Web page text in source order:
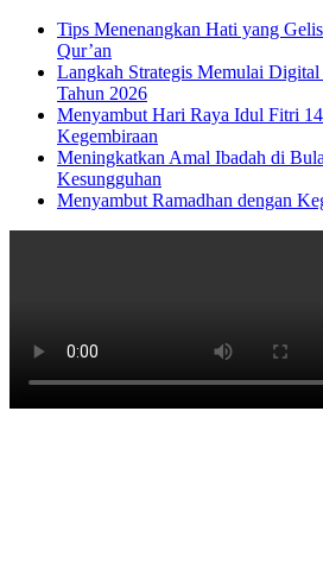
Tips Menenangkan Hati yang
Qur’an
Langkah Strategis Memulai
Tahun 2026
Menyambut Hari Raya Idul Fitri
Kegembiraan
Meningkatkan Amal Ibadah di
Kesungguhan
Menyambut Ramadhan dengan